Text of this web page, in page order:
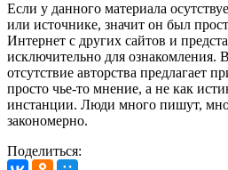
Если у данного материала
или источнике, значит он был
Интернет с других сайтов и
исключительно для ознакомления.
отсутствие авторства предлагает
просто чье-то мнение, а не как
инстанции. Люди много пишут,
закономерно.
Поделиться: